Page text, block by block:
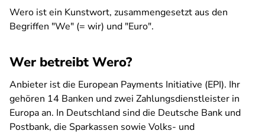
Wero ist ein Kunstwort, zusammengesetzt aus den
Begriffen "We" (= wir) und "Euro".
Wer betreibt Wero?
Anbieter ist die European Payments Initiative (EPI). Ihr
gehören 14 Banken und zwei Zahlungsdienstleister in
Europa an. In Deutschland sind die Deutsche Bank und
Postbank, die Sparkassen sowie Volks- und